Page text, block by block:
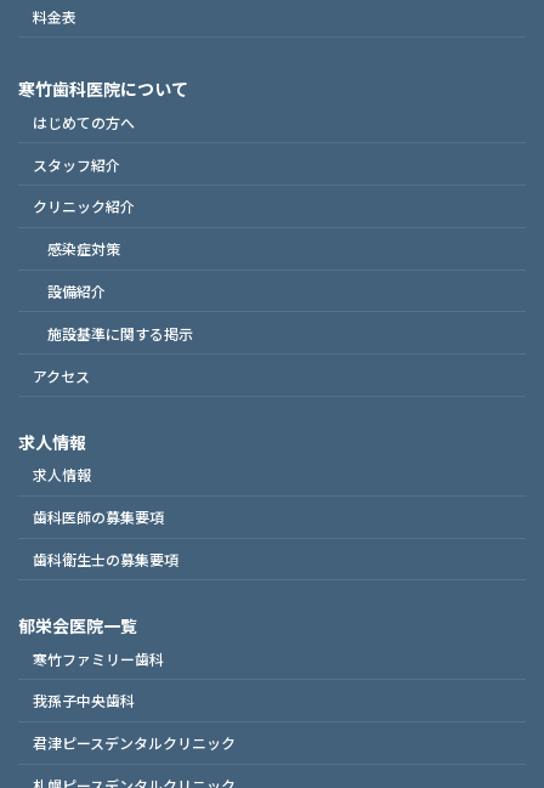
料金表
寒竹歯科医院について
はじめての方へ
スタッフ紹介
クリニック紹介
感染症対策
設備紹介
施設基準に関する掲示
アクセス
求人情報
求人情報
歯科医師の募集要項
歯科衛生士の募集要項
郁栄会医院一覧
寒竹ファミリー歯科
我孫子中央歯科
君津ピースデンタルクリニック